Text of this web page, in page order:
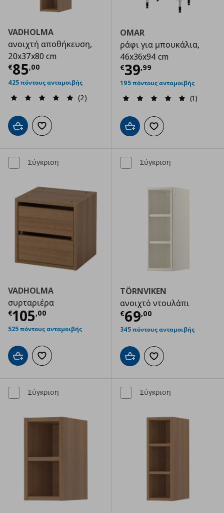
VADHOLMA
ανοιχτή αποθήκευση,
20x37x80 cm
€85,00
Τρέχουσα τιμή € 85,00
425 πόντους ανταμοιβής
(2)
Προσθήκη στο καλάθι
Προσθήκη στα αγαπημένα
OMAR
ράφι για μπουκάλια,
46x36x94 cm
€39,99
Τρέχουσα
195 πόντους ανταμοιβής
(1)
Προσθήκη στο καλάθι
Προσθήκη στα
Σύγκριση
VADHOLMA
συρταριέρα
€105,00
Τρέχουσα τιμή € 105,00
525 πόντους ανταμοιβής
Προσθήκη στο καλάθι
Προσθήκη στα αγαπημένα
Σύγκριση
TÖRNVIKEN
ανοιχτό ντουλάπι
€69,00
Τρέχουσα
345 πόντους ανταμοιβής
Προσθήκη στο καλάθι
Προσθήκη στα
Σύγκριση Σύγκριση